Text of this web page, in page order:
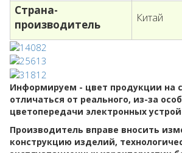
Страна-
производитель
Китай
Информируем - цвет продукции на
отличаться от реального, из-за
цветопередачи электронных
Производитель вправе вносить
конструкцию изделий,